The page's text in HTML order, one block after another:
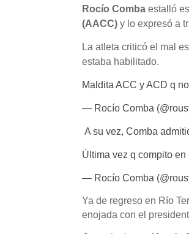
Rocío Combaestalló
(AACC) y lo expresó a
La atleta criticó el mal
estaba habilitado.
Maldita ACC y ACD q
— Rocío Comba
A su vez, Comba
Última vez q compito
— Rocío Comba
Ya de regreso en Río
enojada con el